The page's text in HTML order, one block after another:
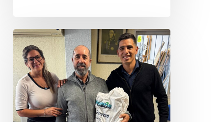
Entrega
Kits
de
Escolares